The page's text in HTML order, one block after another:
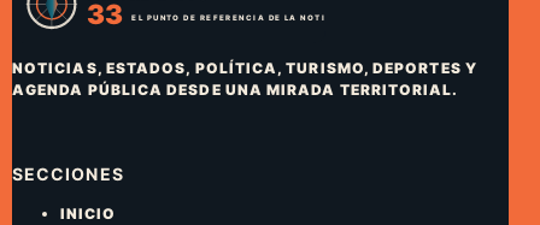
NOTICIAS, ESTADOS, POLÍTICA, TURISMO, DEPORTES Y
AGENDA PÚBLICA DESDE UNA MIRADA TERRITORIAL.
SECCIONES
INICIO